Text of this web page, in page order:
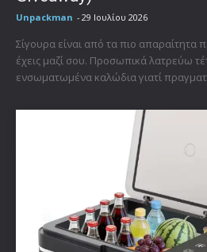
Unpackman - 29 Ιουλίου 2026
Σίγουρα είναι από τα πιο απαραίτητα
έχεις μαζί σου. Προσωπικά λατρεύω
ενσωματωμένα καλώδια γιατί